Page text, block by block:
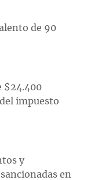
de 90
$24.400
impuesto
y
en